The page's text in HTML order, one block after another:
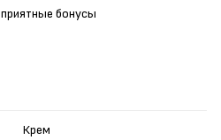
Крем
приятные бонусы